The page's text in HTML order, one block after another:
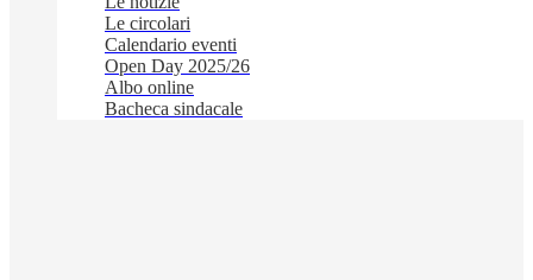
Le circolari
Calendario eventi
Open Day 2025/26
Albo online
Bacheca sindacale